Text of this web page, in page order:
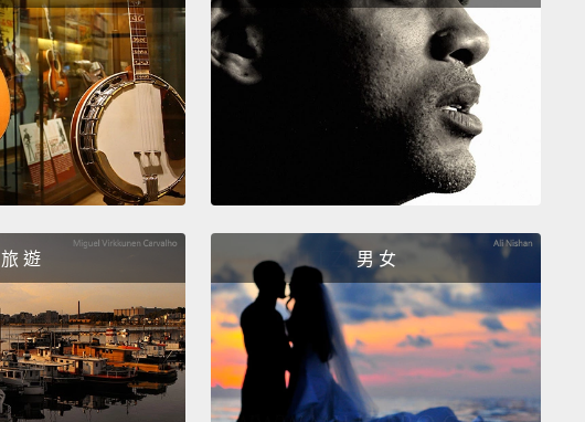
pause the video if you want to.
Okay, here are the
answers.
現在換你了。這裡有五個小小的狀況。它們是短期還是長期、
暫時還是永久固定的呢？兩種動詞型態就文法來看都是有可能
的，但哪一個是最佳答案？你有十秒想想看。如果你想要的
話，你可以將影片暫停。好，答案在這裡。
Number one: Siberian leopards live in China and Russia.
一：遠東豹居住在中國和俄羅斯。
Two: John and Susan are staying with me until their new
house is ready.
二：John 和 Susan 正和我住在一起，直到他們的新家準備好
旅 遊 男 女